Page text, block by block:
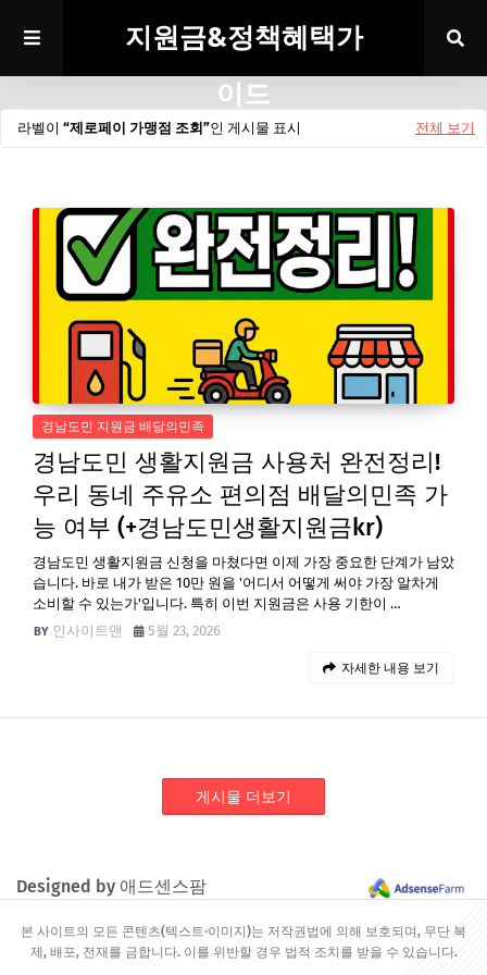
지원금&정책혜택가
이드
라벨이 제로페이 가맹점 조회 인 게시물 표시 전체 보기
경남도민 지원금 배달의민족
경남도민 생활지원금 사용처 완전정리!
우리 동네 주유소 편의점 배달의민족 가
능 여부 (+경남도민생활지원금kr)
경남도민 생활지원금 신청을 마쳤다면 이제 가장 중요한 단계가 남았
습니다. 바로 내가 받은 10만 원을 '어디서 어떻게 써야 가장 알차게
소비할 수 있는가'입니다. 특히 이번 지원금은 사용 기한이 …
인사이트맨
5월 23, 2026
자세한 내용 보기
게시물 더보기
Designed by 애드센스팜
본 사이트의 모든 콘텐츠(텍스트·이미지)는 저작권법에 의해 보호되며, 무단 복
제, 배포, 전재를 금합니다. 이를 위반할 경우 법적 조치를 받을 수 있습니다.